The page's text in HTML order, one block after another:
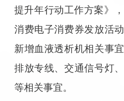
提升年行动工作方案》
消费电子消费券发放活
新增血液透析机相关事
排放专线、交通信号灯
等相关事宜。